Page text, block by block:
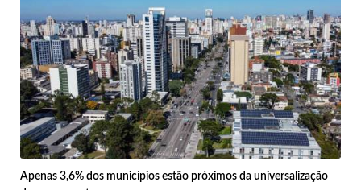
Apenas 3,6% dos municípios estão próximos da universalização